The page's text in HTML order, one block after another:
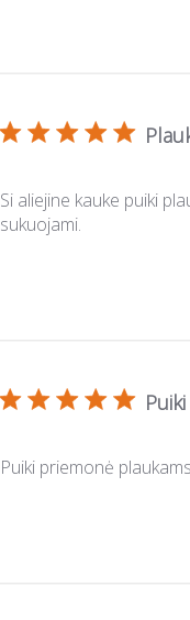
Si aliejine kauke puiki
sukuojami.
Puiki priemonė